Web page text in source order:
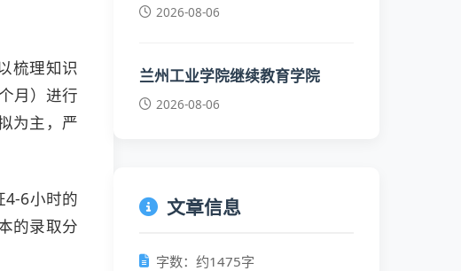
梳理知识
月）进行
为主，严
4-6小时的
的录取分
2026-08-06
兰州工业学院继续教育学院
2026-08-06
文章信息
字数：约1475字